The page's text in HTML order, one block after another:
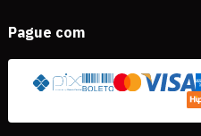
Pague com